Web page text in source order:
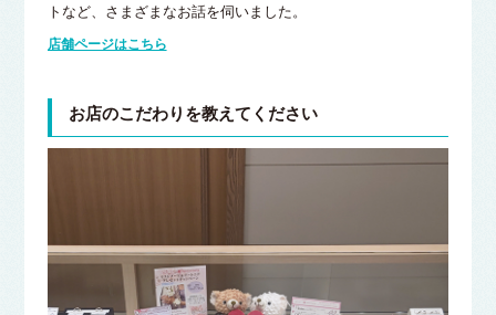
トなど、さまざまなお話を伺いました。
店舗ページはこちら
お店のこだわりを教えてください